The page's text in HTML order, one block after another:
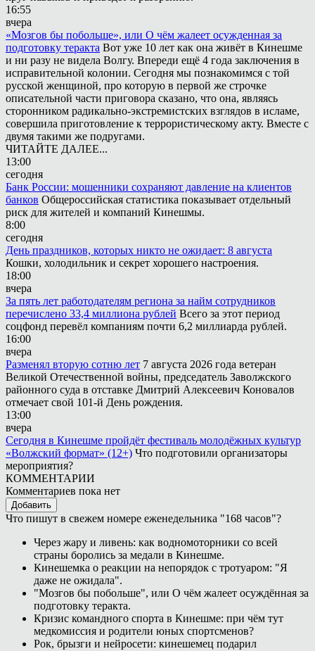
16:55
вчера
«Мозгов бы побольше», или О чём жалеет осужденная за
подготовку теракта Вот уже 10 лет как она живёт в Кинешме
и ни разу не видела Волгу. Впереди ещё 4 года заключения в
исправительной колонии. Сегодня мы познакомимся с той
русской женщиной, про которую в первой же строчке
описательной части приговора сказано, что она, являясь
сторонником радикально-экстремистских взглядов в исламе,
совершила приготовление к террористическому акту. Вместе с
двумя такими же подругами.
ЧИТАЙТЕ ДАЛЕЕ...
13:00
сегодня
Банк России: мошенники сохраняют давление на клиентов
банков Общероссийская статистика показывает отдельный
риск для жителей и компаний Кинешмы.
8:00
сегодня
День праздников, которых никто не ожидает: 8 августа
Кошки, холодильник и секрет хорошего настроения.
18:00
вчера
За пять лет работодателям региона за найм сотрудников
перечислено 33,4 миллиона рублей Всего за этот период
соцфонд перевёл компаниям почти 6,2 миллиарда рублей.
16:00
вчера
Разменял вторую сотню лет 7 августа 2026 года ветеран
Великой Отечественной войны, председатель Заволжского
районного суда в отставке Дмитрий Алексеевич Коновалов
отмечает свой 101-й День рождения.
13:00
вчера
Сегодня в Кинешме пройдёт фестиваль молодёжных культур
«Волжский формат» (12+) Что подготовили организаторы
мероприятия?
КОММЕНТАРИИ
Комментариев пока нет
Добавить
Что пишут в свежем номере еженедельника "168 часов"?
Через жару и ливень: как водномоторники со всей
страны боролись за медали в Кинешме.
Кинешемка о реакции на непорядок с тротуаром: "Я
даже не ожидала".
"Мозгов бы побольше", или О чём жалеет осуждённая за
подготовку теракта.
Кризис командного спорта в Кинешме: при чём тут
медкомиссия и родители юных спортсменов?
Рок, брызги и нейросети: кинешемец подарил